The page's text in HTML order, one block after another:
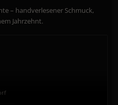
– handverlesener Schmuck,
Jahrzehnt.